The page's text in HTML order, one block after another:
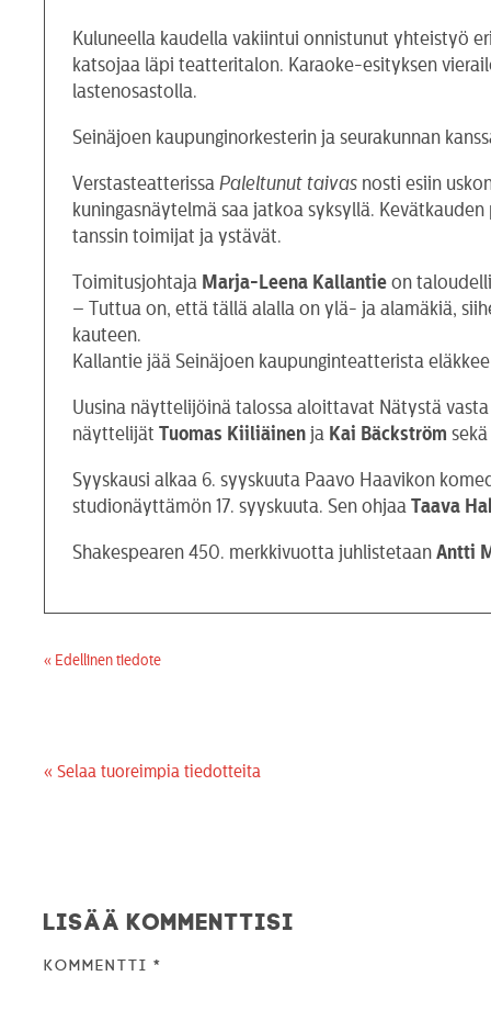
Kuluneella kaudella vakiintui onnistunut yhteistyö
katsojaa läpi teatteritalon. Karaoke-esityksen
lastenosastolla.
Seinäjoen kaupunginorkesterin ja seurakunnan
VerstasteatterissaPaleltunut taivas nosti esiin
kuningasnäytelmä saa jatkoa syksyllä.
tanssin toimijat ja ystävät.
Toimitusjohtaja Marja-Leena Kallantie on
– Tuttua on, että tällä alalla on ylä- ja alamäkiä,
kauteen.
Kallantie jää Seinäjoen kaupunginteatterista
Uusina näyttelijöinä talossa aloittavat Nätystä
näyttelijätTuomas Kiiliäinen ja Kai Bäckström
Syyskausi alkaa 6. syyskuuta Paavo Haavikon
studionäyttämön 17. syyskuuta. Sen ohjaaTaava
Shakespearen 450. merkkivuotta juhlistetaanAntti
« Edellinen tiedote
« Selaa tuoreimpia tiedotteita
Lisää kommenttisi
Kommentti*